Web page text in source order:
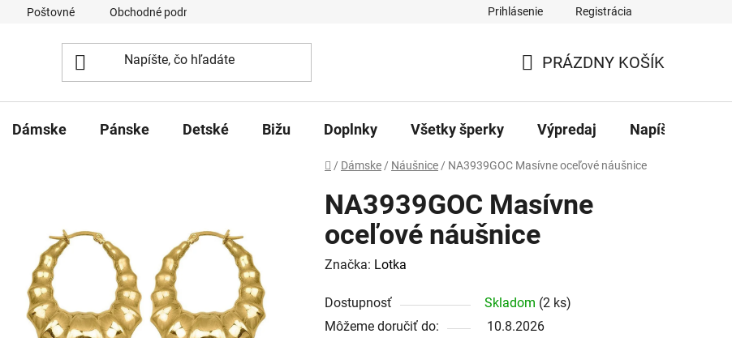
Poštovné Obchodné podmienky Prihlásenie Registrácia
KOŠÍK
PRÁZDNY KOŠÍK
Dámske Pánske Detské Bižu Doplnky Všetky šperky Výpredaj Napíšte nám
Domov
/ Dámske / Náušnice / NA3939GOC Masívne oceľové náušnice
NA3939GOC Masívne
oceľové náušnice
Značka: Lotka
Dostupnosť Skladom (2 ks)
Môžeme doručiť do:
10.8.2026